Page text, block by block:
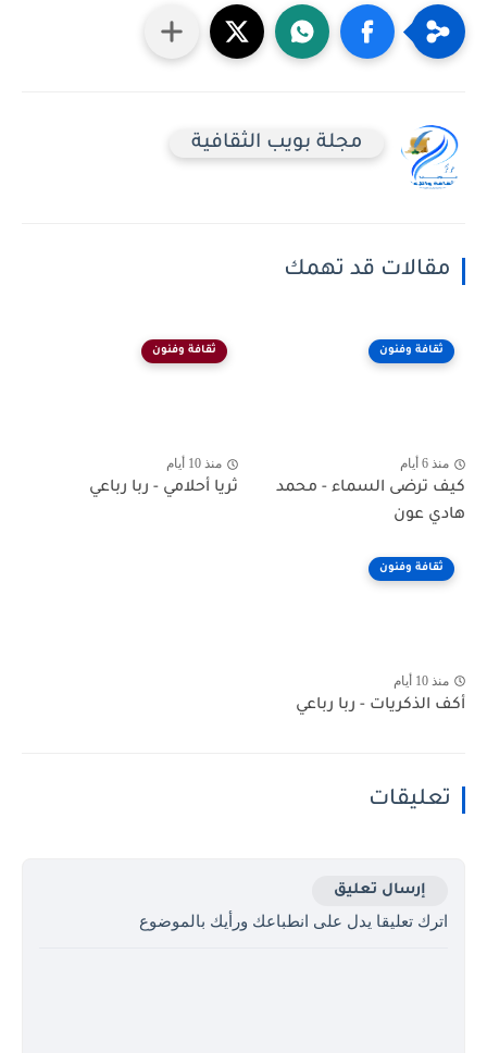
مجلة بويب الثقافية
مقالات قد تهمك
ثقافة وفنون
منذ 6 أيام
كيف ترضى السماء - محمد
هادي عون
ثقافة وفنون
منذ 10 أيام
ثريا أحلامي - ربا رباعي
ثقافة وفنون
منذ 10 أيام
أكف الذكريات - ربا رباعي
تعليقات
إرسال تعليق
اترك تعليقا يدل على انطباعك ورأيك بالموضوع